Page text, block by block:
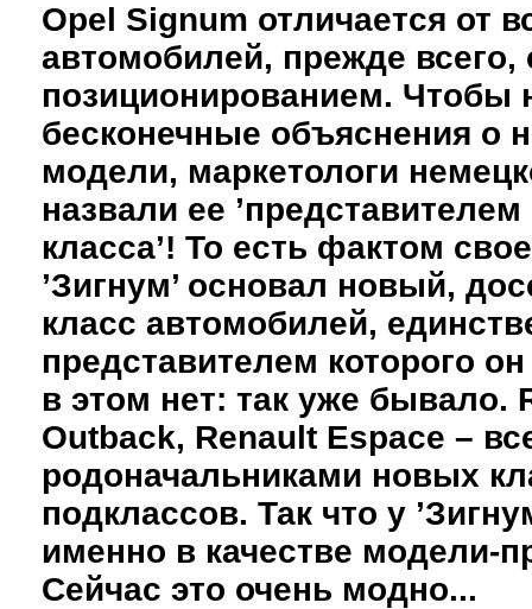
Opel Signum отличается от
автомобилей, прежде
позиционированием. Чтобы
бесконечные объяснения о
модели, маркетологи
назвали ее
класса’! То есть фактом
’Зигнум’ основал новый,
класс автомобилей,
представителем которого
в этом нет: так уже бывало.
Outback, Renault Espace –
родоначальниками новых
подклассов. Так что у
именно в качестве модели-
Сейчас это очень модно...